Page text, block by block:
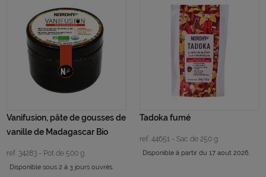
Vanifusion, pâte de gousses de
vanille de Madagascar Bio
ref. 34283 - Pot de 500 g
Disponible sous 2 à 3 jours ouvrés.
Tadoka fumé
ref. 44651 - Sac de 250 g
Disponible à partir du 17 aout 2026.